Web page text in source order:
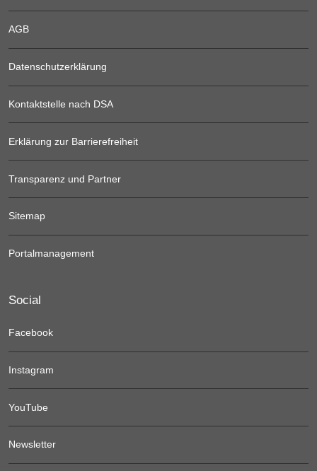
AGB
Datenschutzerklärung
Kontaktstelle nach DSA
Erklärung zur Barrierefreiheit
Transparenz und Partner
Sitemap
Portalmanagement
Social
Facebook
Instagram
YouTube
Newsletter